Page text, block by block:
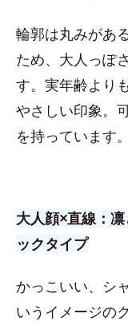
輪郭は丸みがあ
ため、大人っぽ
す。実年齢より
やさしい印象。
を持っています。
大人顔×直線：
ックタイプ
かっこいい、シ
いうイメージの